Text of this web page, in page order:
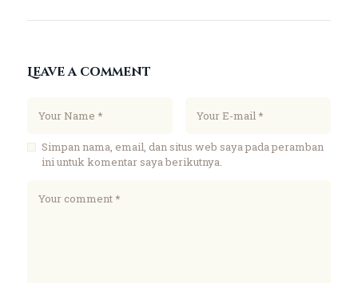
Leave a comment
Simpan nama, email, dan situs web saya pada peramban
ini untuk komentar saya berikutnya.